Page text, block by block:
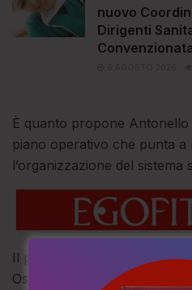
nuovo
Dirigenti
È quanto propone
piano operativo che punta
l’organizzazione del sistema
Il progetto, che sarà avviato
Ospedaliera Universitaria